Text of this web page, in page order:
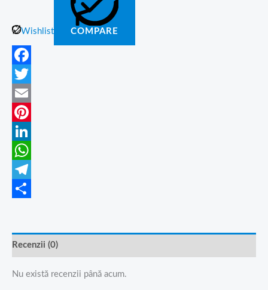
Wishlist COMPARE
Facebook
Twitter
Email
Pinterest
LinkedIn
WhatsApp
Telegram
Recenzii (0)
Nu există recenzii până acum.